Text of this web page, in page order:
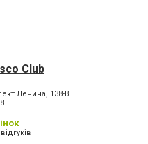
Club
Ленина, 138-В